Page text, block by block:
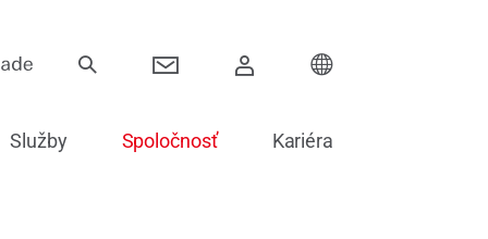
Služby Spoločnosť Kariéra